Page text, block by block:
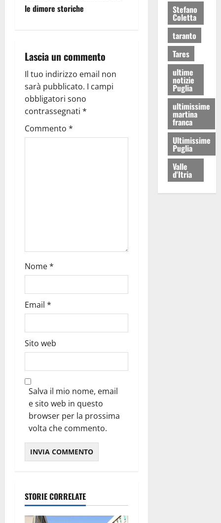
le dimore storiche
Lascia un commento
Il tuo indirizzo email non
sarà pubblicato. I campi
obbligatori sono
contrassegnati *
Commento *
Nome*
Email *
Sito web
Salva il mio nome, email
e sito web in questo
browser per la prossima
volta che commento.
STORIE CORRELATE
Stefano
Coletta
taranto
Tares
ultime
notizie
Puglia
ultimissime
martina
franca
Ultimissime
Puglia
Valle
d'Itria